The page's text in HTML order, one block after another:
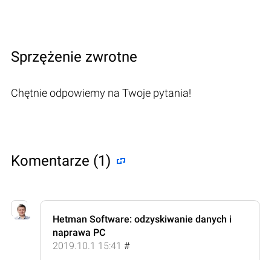
Sprzężenie zwrotne
Chętnie odpowiemy na Twoje pytania!
Komentarze (1)
Hetman Software: odzyskiwanie danych i
naprawa PC
2019.10.1 15:41 #